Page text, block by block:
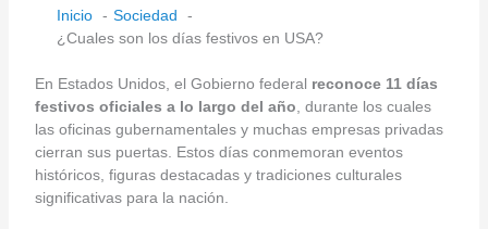
Inicio
Sociedad
¿Cuales son los días festivos en USA?
En Estados Unidos, el Gobierno federal reconoce 11 días
festivos oficiales a lo largo del año , durante los cuales
las oficinas gubernamentales y muchas empresas privadas
cierran sus puertas. Estos días conmemoran eventos
históricos, figuras destacadas y tradiciones culturales
significativas para la nación. ​